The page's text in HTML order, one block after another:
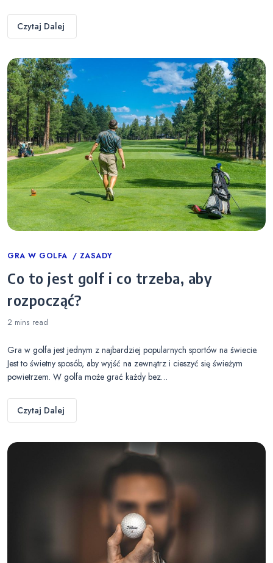
Czytaj Dalej
Categories
GRA W GOLFA ZASADY
Co to jest golf i co trzeba, aby
rozpocząć?
2 mins read
Gra w golfa jest jednym z najbardziej popularnych sportów na świecie.
Jest to świetny sposób, aby wyjść na zewnątrz i cieszyć się świeżym
powietrzem. W golfa może grać każdy bez…
Czytaj Dalej